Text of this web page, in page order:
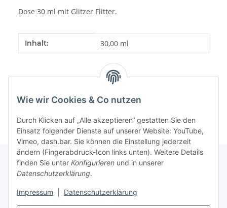
Wie wir Cookies & Co nutzen
Durch Klicken auf „Alle akzeptieren“ gestatten Sie den
Einsatz folgender Dienste auf unserer Website: YouTube,
Vimeo, dash.bar. Sie können die Einstellung jederzeit
ändern (Fingerabdruck-Icon links unten). Weitere Details
finden Sie unter Konfigurieren und in unserer
Datenschutzerklärung.
Impressum Datenschutzerklärung
Dose 30 ml mit Glitzer Flitter.
Produkteigenschaft
Wert
Inhalt: 30,00 ml